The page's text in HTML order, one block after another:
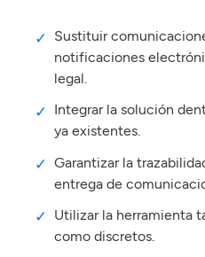
Sustituir
notificaciones
legal.
Integrar la solución
ya existentes.
Garantizar la
entrega de
Utilizar la herramienta
como discretos.